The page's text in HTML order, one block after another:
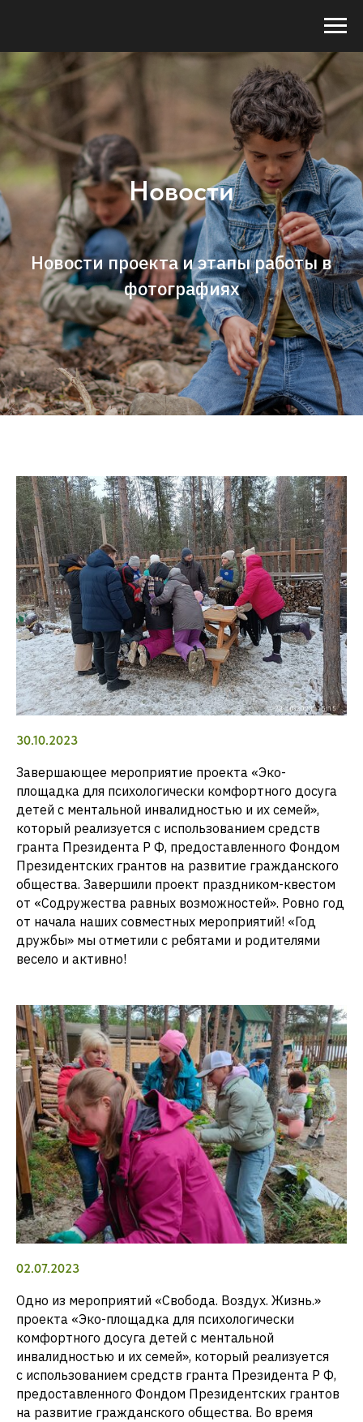
Новости
Новости проекта и этапы работы в
фотографиях
30.10.2023
Завершающее мероприятие проекта «Эко-
площадка для психологически комфортного досуга
детей с ментальной инвалидностью и их семей»,
который реализуется с использованием средств
гранта Президента Р Ф, предоставленного Фондом
Президентских грантов на развитие гражданского
общества. Завершили проект праздником-квестом
от «Содружества равных возможностей». Ровно год
от начала наших совместных мероприятий! «Год
дружбы» мы отметили с ребятами и родителями
весело и активно!
02.07.2023
Одно из мероприятий «Свобода. Воздух. Жизнь.»
проекта «Эко-площадка для психологически
комфортного досуга детей с ментальной
инвалидностью и их семей», который реализуется
с использованием средств гранта Президента Р Ф,
предоставленного Фондом Президентских грантов
на развитие гражданского общества. Во время